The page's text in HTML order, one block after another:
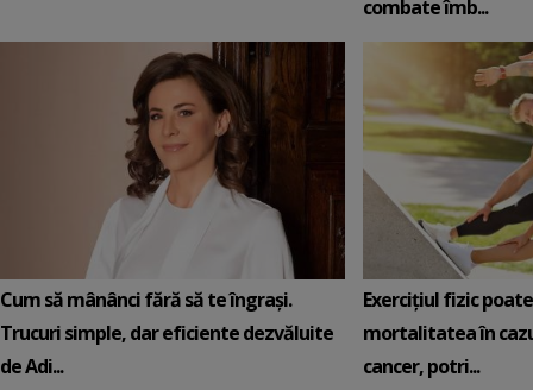
combate îmb...
Cum să mânânci fără să te îngrași.
Trucuri simple, dar eficiente dezvăluite
de Adi...
Exercițiul fizic
mortalitatea în
cancer, potri...